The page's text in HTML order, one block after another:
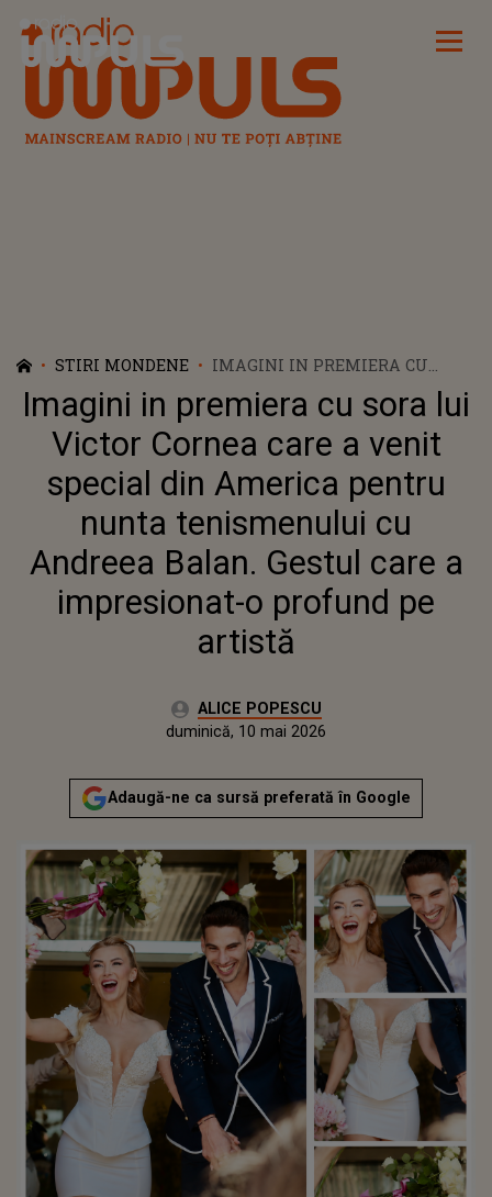
Radio Impuls
STIRI MONDENE
IMAGINI IN PREMIERA CU
SORA LUI VICTOR CORNEA CARE
A VENIT SPECIAL DIN AMERICA
PENTRU NUNTA
TENISMENULUI CU ANDREEA
BALAN. GESTUL CARE A
IMPRESIONAT-O PROFUND PE
ARTISTĂ
Imagini in premiera cu sora lui
Victor Cornea care a venit
special din America pentru
nunta tenismenului cu
Andreea Balan. Gestul care a
impresionat-o profund pe
artistă
Autor:ALICE POPESCU
duminică, 10 mai 2026Actualizat:
duminică, 10 mai 2026
Adaugă-ne ca sursă preferată în Google